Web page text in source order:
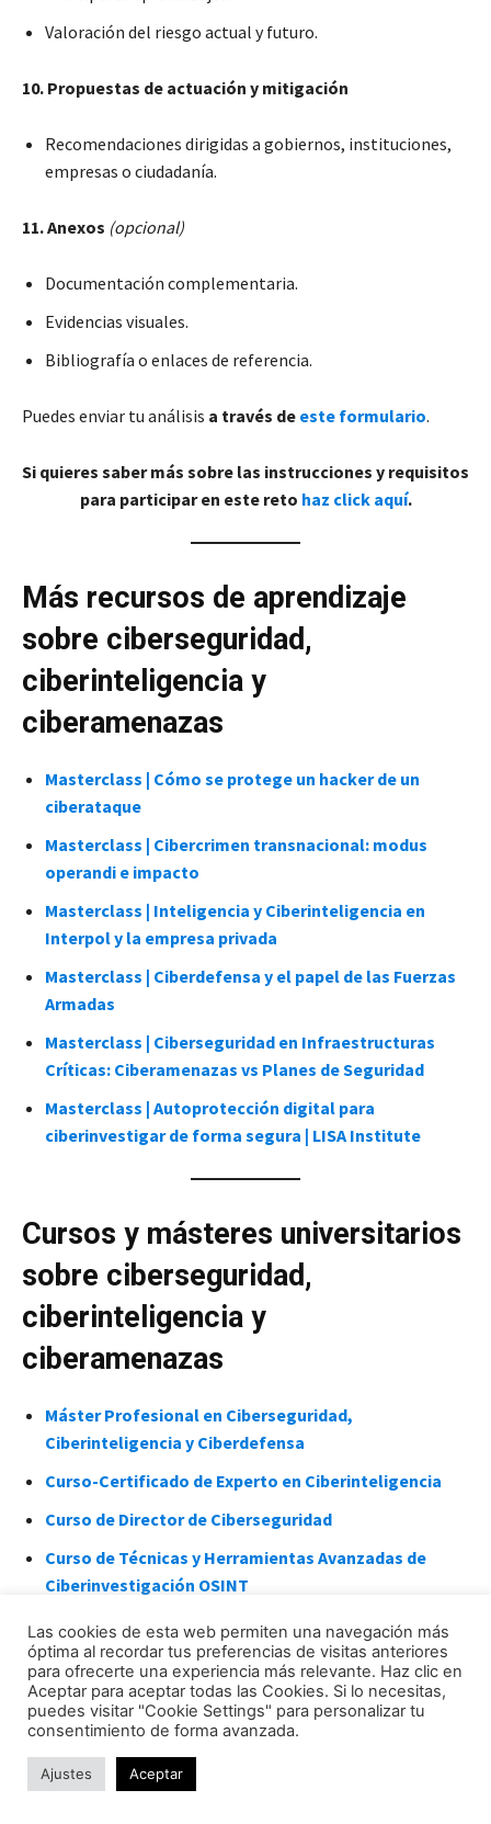
Valoración del riesgo actual y futuro.
10. Propuestas de actuación y mitigación
Recomendaciones dirigidas a gobiernos, instituciones,
empresas o ciudadanía.
11. Anexos (opcional)
Documentación complementaria.
Evidencias visuales.
Bibliografía o enlaces de referencia.
Puedes enviar tu análisis a través de este formulario.
Si quieres saber más sobre las instrucciones y requisitos
para participar en este reto haz click aquí.
Más recursos de aprendizaje
sobre ciberseguridad,
ciberinteligencia y
ciberamenazas
Masterclass | Cómo se protege un hacker de un
ciberataque
Masterclass | Cibercrimen transnacional: modus
operandi e impacto
Masterclass | Inteligencia y Ciberinteligencia en
Interpol y la empresa privada
Masterclass | Ciberdefensa y el papel de las Fuerzas
Armadas
Masterclass | Ciberseguridad en Infraestructuras
Críticas: Ciberamenazas vs Planes de Seguridad
Masterclass | Autoprotección digital para
ciberinvestigar de forma segura | LISA Institute
Cursos y másteres universitarios
sobre ciberseguridad,
ciberinteligencia y
ciberamenazas
Máster Profesional en Ciberseguridad,
Ciberinteligencia y Ciberdefensa
Curso-Certificado de Experto en Ciberinteligencia
Curso de Director de Ciberseguridad
Curso de Técnicas y Herramientas Avanzadas de
Ciberinvestigación OSINT
Curso de Experto en OSINT: Técnicas de
Investigación Online
Si tienes cualquier consulta puedes plantearla en el
Las cookies de esta web permiten una navegación más
óptima al recordar tus preferencias de visitas anteriores
para ofrecerte una experiencia más relevante. Haz clic en
Aceptar para aceptar todas las Cookies. Si lo necesitas,
puedes visitar "Cookie Settings" para personalizar tu
consentimiento de forma avanzada.
Ajustes Aceptar